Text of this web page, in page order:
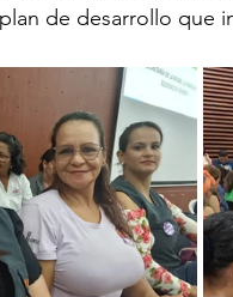
de desarrollo que